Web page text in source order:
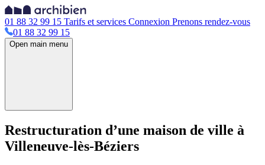
01 88 32 99 15 Tarifs et services Connexion Prenons rendez-vous
01 88 32 99 15
Open main menu
Restructuration d’une maison de ville à
Villeneuve-lès-Béziers